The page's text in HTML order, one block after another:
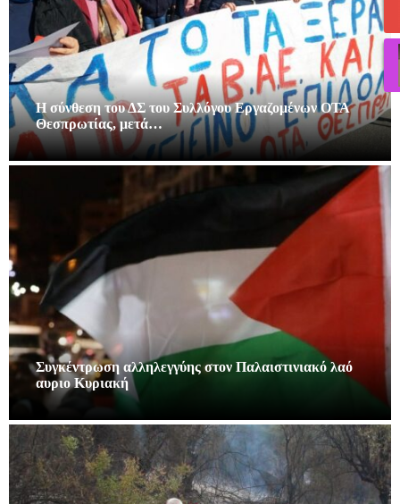
Η σύνθεση του ΔΣ του Συλλόγου Εργαζομένων ΟΤΑ
Θεσπρωτίας, μετά…
Συγκέντρωση αλληλεγγύης στον Παλαιστινιακό λαό
αυριο Κυριακή